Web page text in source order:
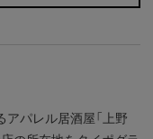
パレル居酒屋「上野